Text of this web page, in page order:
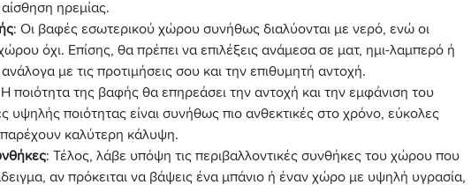
ηρεμίας.
: Οι βαφές εσωτερικού χώρου συνήθως διαλύονται με νερό, ενώ οι
όχι. Επίσης, θα πρέπει να επιλέξεις ανάμεσα σε ματ, ημι-λαμπερό ή
με τις προτιμήσεις σου και την επιθυμητή αντοχή.
ποιότητα της βαφής θα επηρεάσει την αντοχή και την εμφάνιση του
υψηλής ποιότητας είναι συνήθως πιο ανθεκτικές στο χρόνο, εύκολες
καλύτερη κάλυψη.
: Τέλος, λάβε υπόψη τις περιβαλλοντικές συνθήκες του χώρου που
αν πρόκειται να βάψεις ένα μπάνιο ή έναν χώρο με υψηλή υγρασία,